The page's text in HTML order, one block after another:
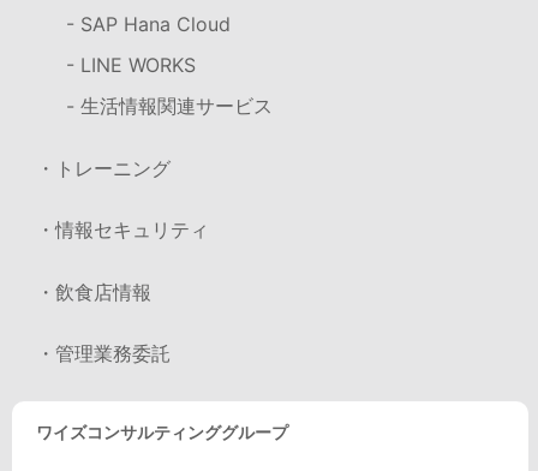
- SAP Hana Cloud
- LINE WORKS
- 生活情報関連サービス
・トレーニング
・情報セキュリティ
・飲食店情報
・管理業務委託
ワイズコンサルティンググループ